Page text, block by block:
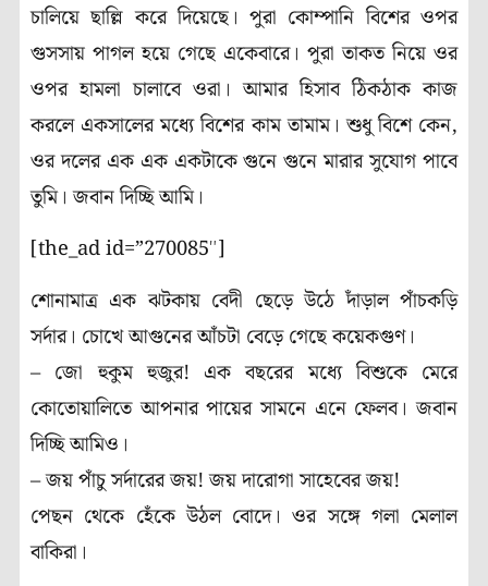
চালিয়ে ছাল্লি করে দিয়েছে। পুরা কোম্পানি বিশের ওপর
গুসসায় পাগল হয়ে গেছে একেবারে। পুরা তাকত নিয়ে ওর
ওপর হামলা চালাবে ওরা। আমার হিসাব ঠিকঠাক কাজ
করলে একসালের মধ্যে বিশের কাম তামাম। শুধু বিশে কেন,
ওর দলের এক এক একটাকে গুনে গুনে মারার সুযোগ পাবে
তুমি। জবান দিচ্ছি আমি।
[the_ad id=”270085″]
শোনামাত্র এক ঝটকায় বেদী ছেড়ে উঠে দাঁড়াল পাঁচকড়ি
সর্দার। চোখে আগুনের আঁচটা বেড়ে গেছে কয়েকগুণ।
– জো হুকুম হুজুর! এক বছরের মধ্যে বিশুকে মেরে
কোতোয়ালিতে আপনার পায়ের সামনে এনে ফেলব। জবান
দিচ্ছি আমিও।
– জয় পাঁচু সর্দারের জয়! জয় দারোগা সাহেবের জয়!
পেছন থেকে হেঁকে উঠল বোদে। ওর সঙ্গে গলা মেলাল
বাকিরা।